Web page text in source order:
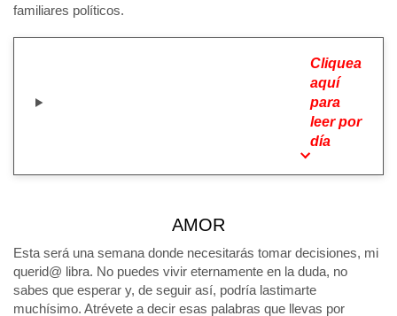
familiares políticos.
Cliquea
aquí
para
leer por
día
AMOR
Esta será una semana donde necesitarás tomar decisiones, mi
querid@ libra. No puedes vivir eternamente en la duda, no
sabes que esperar y, de seguir así, podría lastimarte
muchísimo. Atrévete a decir esas palabras que llevas por